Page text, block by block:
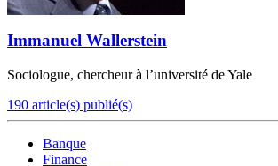
Immanuel Wallerstein
Sociologue, chercheur à l’université de Yale
190 article(s) publié(s)
Banque
Finance